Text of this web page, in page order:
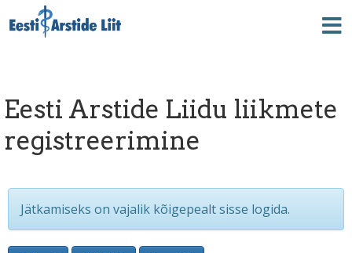
Eesti Arstide Liidu liikmete
registreerimine
Jätkamiseks on vajalik kõigepealt sisse logida.